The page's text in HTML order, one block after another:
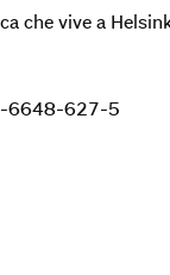
che vive a
6648-627-5